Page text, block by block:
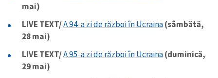
mai)
LIVE TEXT/A 94-a zi de război în Ucraina(sâmbătă,
28 mai)
LIVE TEXT/A 95-a zi de război în Ucraina(duminică,
29 mai)